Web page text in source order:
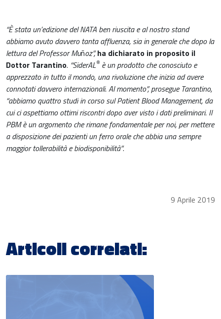
“È stata un’edizione del NATA ben riuscita e al nostro stand
abbiamo avuto davvero tanta affluenza, sia in generale che dopo la
lettura del Professor Muñoz”, ha dichiarato in proposito il
Dottor Tarantino. “SiderAL®è un prodotto che conosciuto e
apprezzato in tutto il mondo, una rivoluzione che inizia ad avere
connotati davvero internazionali. Al momento”, prosegue Tarantino,
“abbiamo quattro studi in corso sul Patient Blood Management, da
cui ci aspettiamo ottimi riscontri dopo aver visto i dati preliminari. Il
PBM è un argomento che rimane fondamentale per noi, per mettere
a disposizione dei pazienti un ferro orale che abbia una sempre
maggior tollerabilità e biodisponibilità”.
9 Aprile 2019
Articoli correlati: